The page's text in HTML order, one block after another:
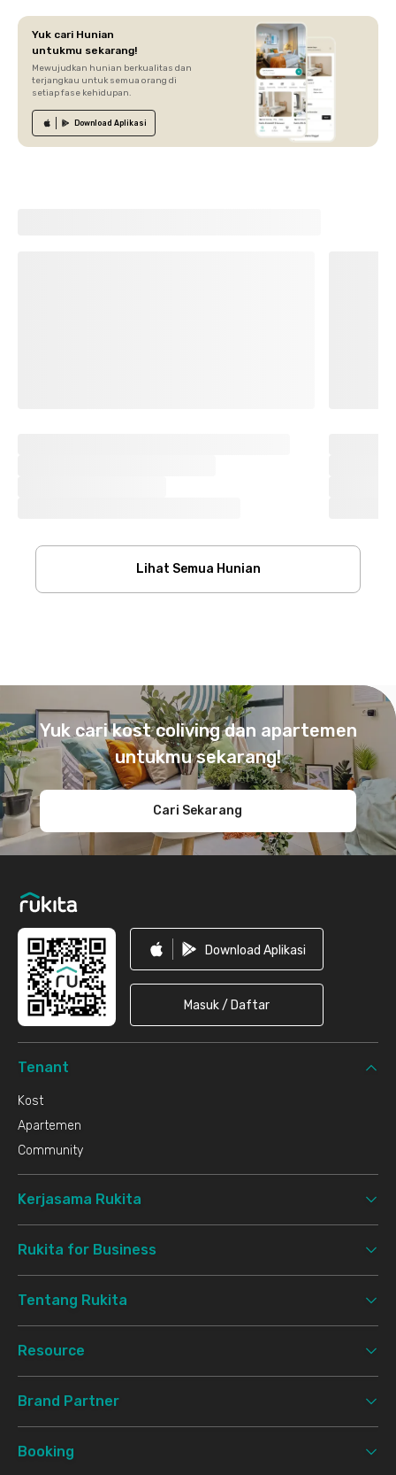
Yuk cari Hunian
untukmu sekarang!
Mewujudkan hunian berkualitas dan
terjangkau untuk semua orang di
setiap fase kehidupan.
Download Aplikasi
Lihat Semua Hunian
Yuk cari kost coliving dan apartemen
untukmu sekarang!
Cari Sekarang
Download Aplikasi
Masuk / Daftar
Tenant
Kost
Apartemen
Community
Kerjasama Rukita
Rukita for Business
Tentang Rukita
Resource
Brand Partner
Booking